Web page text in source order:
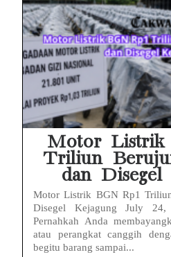
Motor Listrik
Triliun
dan Disegel
Motor Listrik BGN Rp1
Disegel Kejagung July 24,
Pernahkah Anda
atau perangkat canggih
begitu barang sampai...